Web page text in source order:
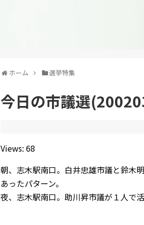
ホーム 選挙特集
今日の市議選
Views: 68
朝、志木駅南口。白井忠雄市議と鈴木
あったパターン。
夜、志木駅南口。助川昇市議が１人で